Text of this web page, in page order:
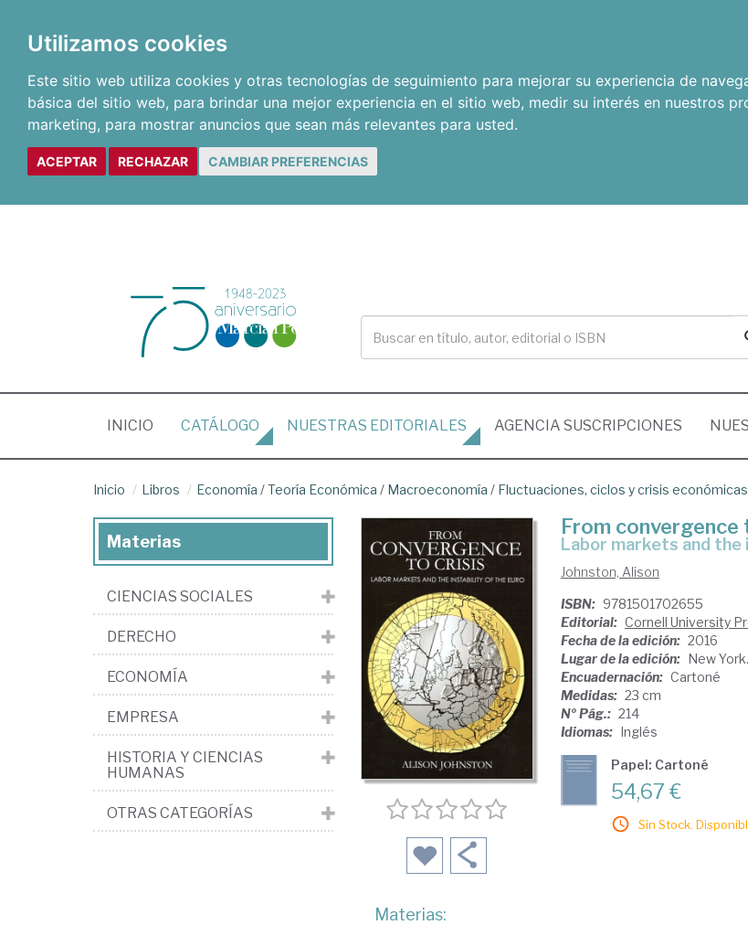
Utilizamos cookies
Este sitio web utiliza cookies y otras tecnologías de seguimiento para mejorar su experiencia de
básica del sitio web, para brindar una mejor experiencia en el sitio web, medir su interés en nuestros
marketing, para mostrar anuncios que sean más relevantes para usted.
ACEPTAR RECHAZAR CAMBIAR PREFERENCIAS
INICIO (CURRENT)
CATÁLOGO NUESTRAS EDITORIALES AGENCIA SUSCRIPCIONES
Inicio Libros Economía /Teoría Económica / Macroeconomía / Fluctuaciones, ciclos y crisis económicas
From convergence
labor markets and
Johnston, Alison
ISBN: 9781501702655
Editorial: Cornell University
Fecha de la edición: 2016
Lugar de la edición: New
Encuadernación: Cartoné
Medidas: 23 cm
Nº Pág.: 214
Idiomas: Inglés
Papel: Cartoné
54,67 €
Sin Stock.
Materias:
Materias
CIENCIAS SOCIALES
DERECHO
ECONOMÍA
EMPRESA
HISTORIA Y CIENCIAS
HUMANAS
OTRAS CATEGORÍAS